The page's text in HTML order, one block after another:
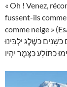
« Oh ! Venez,
fussent-ils
comme neige »
כַּשָּׁנִים כַּשֶּׁלֶג יַלְבִּינוּ
כַתּוֹלָע כַּצֶּמֶר יִהְיו